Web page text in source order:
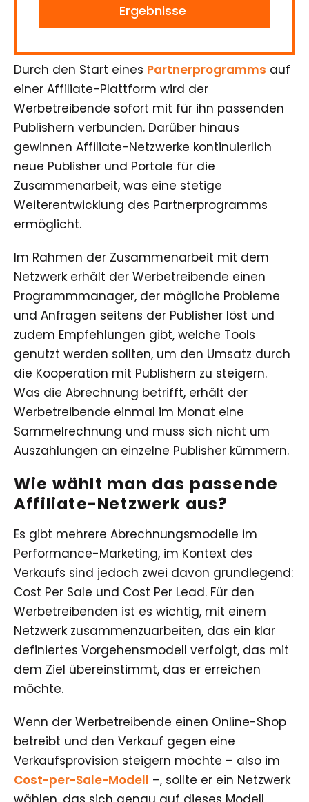
Ergebnisse
Durch den Start eines Partnerprogramms auf
einer Affiliate-Plattform wird der
Werbetreibende sofort mit für ihn passenden
Publishern verbunden. Darüber hinaus
gewinnen Affiliate-Netzwerke kontinuierlich
neue Publisher und Portale für die
Zusammenarbeit, was eine stetige
Weiterentwicklung des Partnerprogramms
ermöglicht.
Im Rahmen der Zusammenarbeit mit dem
Netzwerk erhält der Werbetreibende einen
Programmmanager, der mögliche Probleme
und Anfragen seitens der Publisher löst und
zudem Empfehlungen gibt, welche Tools
genutzt werden sollten, um den Umsatz durch
die Kooperation mit Publishern zu steigern.
Was die Abrechnung betrifft, erhält der
Werbetreibende einmal im Monat eine
Sammelrechnung und muss sich nicht um
Auszahlungen an einzelne Publisher kümmern.
Wie wählt man das passende
Affiliate-Netzwerk aus?
Es gibt mehrere Abrechnungsmodelle im
Performance-Marketing, im Kontext des
Verkaufs sind jedoch zwei davon grundlegend:
Cost Per Sale und Cost Per Lead. Für den
Werbetreibenden ist es wichtig, mit einem
Netzwerk zusammenzuarbeiten, das ein klar
definiertes Vorgehensmodell verfolgt, das mit
dem Ziel übereinstimmt, das er erreichen
möchte.
Wenn der Werbetreibende einen Online-Shop
betreibt und den Verkauf gegen eine
Verkaufsprovision steigern möchte – also im
Cost-per-Sale-Modell –, sollte er ein Netzwerk